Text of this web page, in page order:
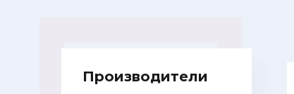
Производители